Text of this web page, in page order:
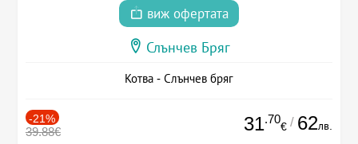
виж офертата
Слънчев Бряг
Котва - Слънчев бряг
-21%
39.88€ 31.70
€ / 62лв.